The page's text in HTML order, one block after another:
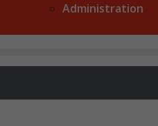
Administration